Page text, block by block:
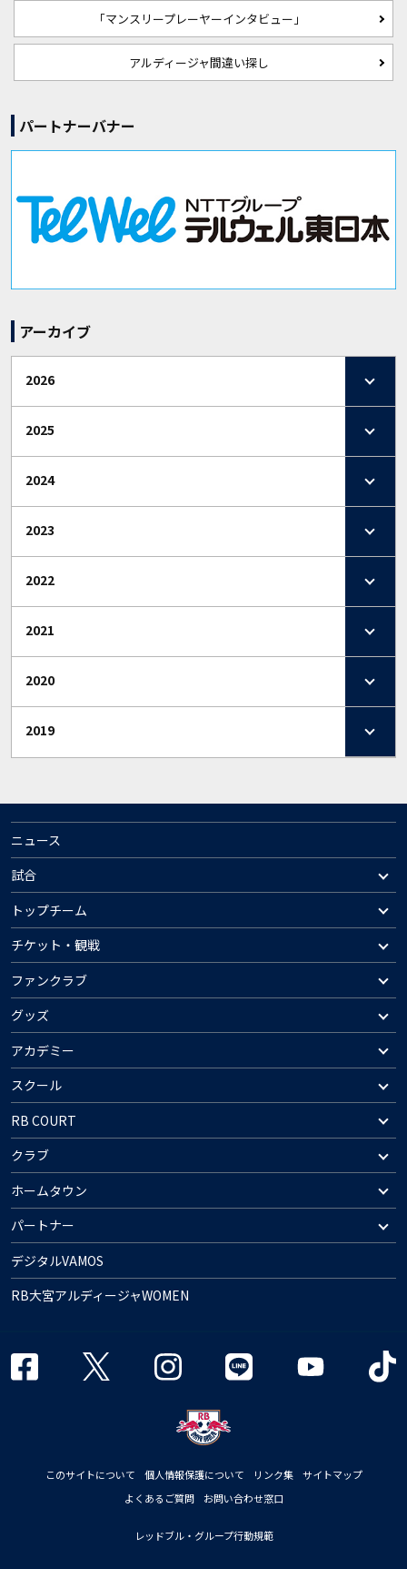
「マンスリープレーヤーインタビュー」
アルディージャ間違い探し
パートナーバナー
アーカイブ
2026
2025
2024
2023
2022
2021
2020
2019
ニュース
試合
トップチーム
チケット・観戦
ファンクラブ
グッズ
アカデミー
スクール
RB COURT
クラブ
ホームタウン
パートナー
デジタルVAMOS
RB大宮アルディージャWOMEN
このサイトについて 個人情報保護について リンク集
サイトマップ
よくあるご質問
お問い合わせ窓口
レッドブル・グループ行動規範